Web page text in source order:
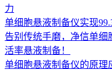
力
单细胞悬液制备仪实现
告别传统手磨，净信单细
活率悬液制备！
单细胞悬液制备仪的原理